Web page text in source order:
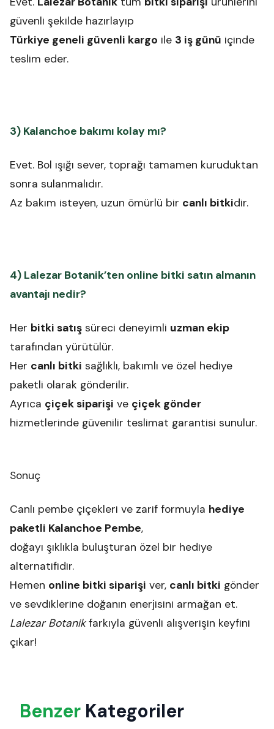
güvenli şekilde hazırlayıp
Türkiye geneli güvenli kargo ile 3 iş günü içinde
teslim eder.
3) Kalanchoe bakımı kolay mı?
Evet. Bol ışığı sever, toprağı tamamen kuruduktan
sonra sulanmalıdır.
Az bakım isteyen, uzun ömürlü bir canlı bitkidir.
4) Lalezar Botanik’ten online bitki satın almanın
avantajı nedir?
Her bitki satış süreci deneyimli uzman ekip
tarafından yürütülür.
Her canlı bitki sağlıklı, bakımlı ve özel hediye
paketli olarak gönderilir.
Ayrıca çiçek siparişi ve çiçek gönder
hizmetlerinde güvenilir teslimat garantisi sunulur.
Sonuç
Canlı pembe çiçekleri ve zarif formuyla hediye
paketli Kalanchoe Pembe,
doğayı şıklıkla buluşturan özel bir hediye
alternatifidir.
Hemen online bitki siparişi ver, canlı bitki gönder
ve sevdiklerine doğanın enerjisini armağan et.
Lalezar Botanikfarkıyla güvenli alışverişin keyfini
çıkar!
Benzer Kategoriler